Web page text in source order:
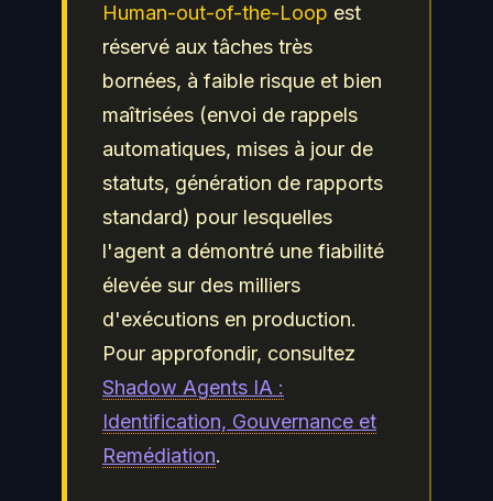
Human-out-of-the-Loop est
réservé aux tâches très
bornées, à faible risque et bien
maîtrisées (envoi de rappels
automatiques, mises à jour de
statuts, génération de rapports
standard) pour lesquelles
l'agent a démontré une fiabilité
élevée sur des milliers
d'exécutions en production.
Pour approfondir, consultez
Shadow Agents IA :
Identification, Gouvernance et
Remédiation.